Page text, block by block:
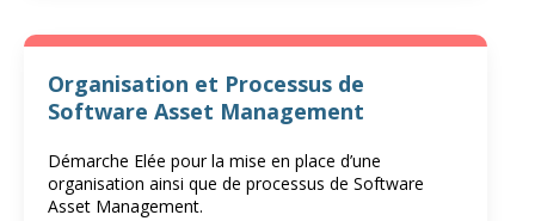
Organisation et Processus de
Software Asset Management
Démarche Elée pour la mise en place d’une
organisation ainsi que de processus de Software
Asset Management.